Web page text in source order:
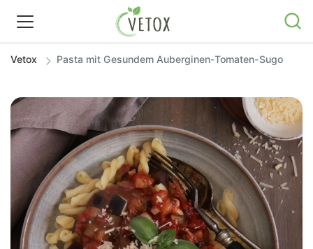
REZEPTWELT
WISSEN
SHOP
GRATIS ERNÄHRUNGSTIPPS
Vetox Pasta mit Gesundem Auberginen-Tomaten-Sugo